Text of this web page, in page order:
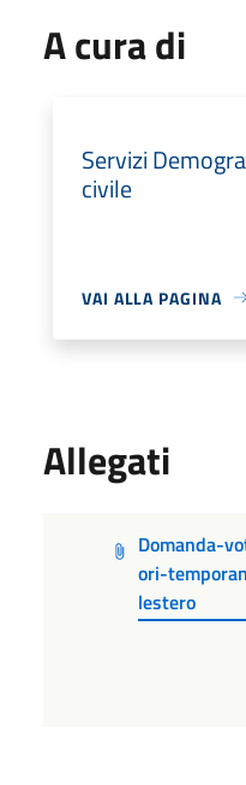
A cura di
Servizi
civile
VAI ALLA PAGINA
Allegati
Domanda-
ori-
lestero